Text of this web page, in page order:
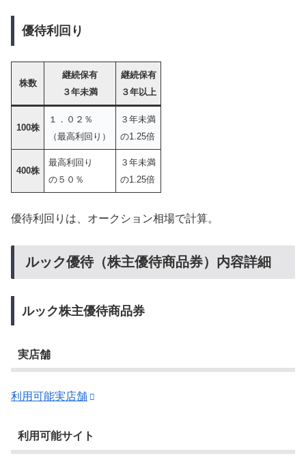
優待利回り
株数
継続保有
３年未満
継続保有
３年以上
100株
１．０２％
（最高利回り）
３年未満
の1.25倍
400株
最高利回り
の５０％
３年未満
の1.25倍
優待利回りは、オークション相場で計算。
ルック優待（株主優待商品券）内容詳細
ルック株主優待商品券
実店舗
利用可能実店舗
利用可能サイト